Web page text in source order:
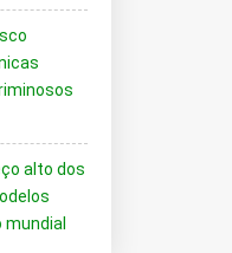
alto dos